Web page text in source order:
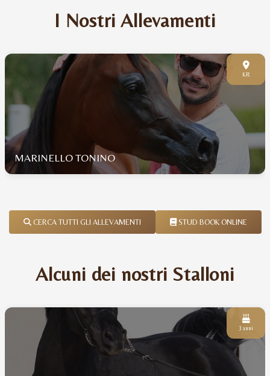
I Nostri Allevamenti
KR
MARINELLO TONINO
CERCA TUTTI GLI ALLEVAMENTI STUD BOOK ONLINE
Alcuni dei nostri Stalloni
3 anni